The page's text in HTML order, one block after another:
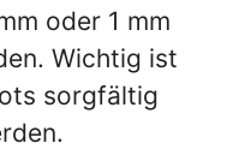
oder 1 mm
Wichtig ist
sorgfältig